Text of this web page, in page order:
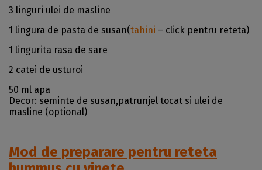
3 linguri ulei de masline
1 lingura de pasta de susan(tahini – click pentru reteta)
1 lingurita rasa de sare
2 catei de usturoi
50 ml apa
Decor: seminte de susan,patrunjel tocat si ulei de
masline (optional)
Mod de preparare pentru reteta